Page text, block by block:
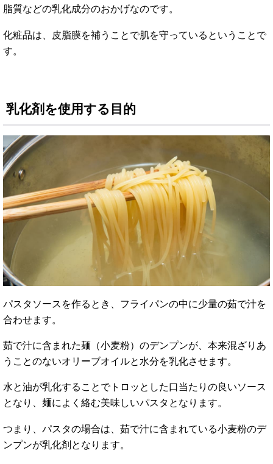
脂質などの乳化成分のおかげなのです。
化粧品は、皮脂膜を補うことで肌を守っているということで
す。
乳化剤を使用する目的
パスタソースを作るとき、フライパンの中に少量の茹で汁を
合わせます。
茹で汁に含まれた麺（小麦粉）のデンプンが、本来混ざりあ
うことのないオリーブオイルと水分を乳化させます。
水と油が乳化することでトロッとした口当たりの良いソース
となり、麺によく絡む美味しいパスタとなります。
つまり、パスタの場合は、茹で汁に含まれている小麦粉のデ
ンプンが乳化剤となります。